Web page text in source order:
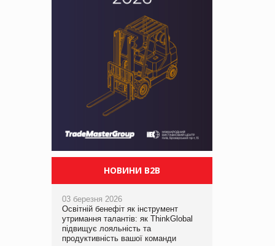
НОВИНИ B2B
03 березня 2026
Освітній бенефіт як інструмент
утримання талантів: як ThinkGlobal
підвищує лояльність та
продуктивність вашої команди